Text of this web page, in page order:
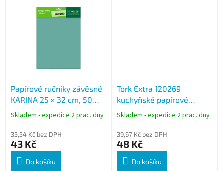
domácnosti i kanceláři.
Praktické balení obsahuje 2 role
Papírové ručníky závěsné
KARINA 25 × 32 cm, 50
listů, trhací blok, zelené
Skladem - expedice 2 prac. dny
35,54 Kč bez DPH
43 Kč
Do košíku
Tork Extra 120269
kuchyňské papírové
utěrky 2 role, 2-vrstvé,
extra savé, Premium
Skladem - expedice 2 prac. dny
39,67 Kč bez DPH
48 Kč
Do košíku